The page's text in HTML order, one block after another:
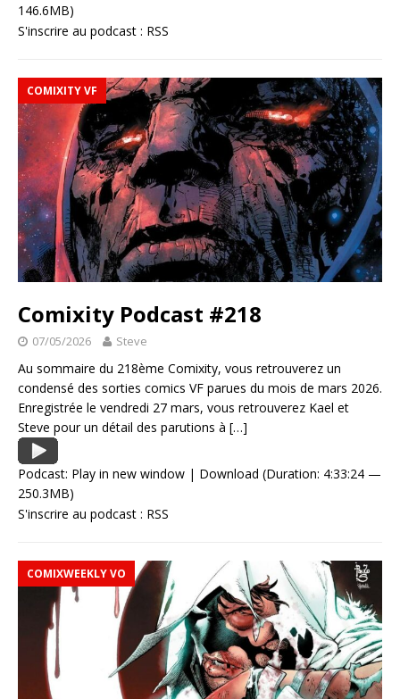
146.6MB)
S'inscrire au podcast : RSS
COMIXITY VF
Comixity Podcast #218
07/05/2026 Steve
Au sommaire du 218ème Comixity, vous retrouverez un
condensé des sorties comics VF parues du mois de mars 2026.
Enregistrée le vendredi 27 mars, vous retrouverez Kael et
Steve pour un détail des parutions à […]
Podcast: Play in new window | Download (Duration: 4:33:24 —
250.3MB)
S'inscrire au podcast : RSS
COMIXWEEKLY VO